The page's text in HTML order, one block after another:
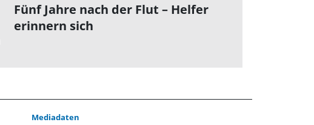
Fünf Jahre nach der Flut – Helfer
erinnern sich
Mediadaten